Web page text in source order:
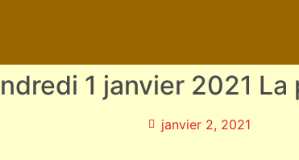
1 janvier 2021 La
janvier 2, 2021